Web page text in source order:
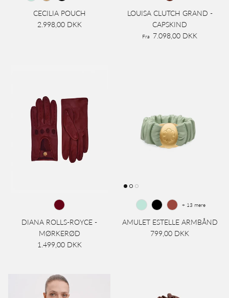
CECILIA POUCH
2.998,00 DKK
LOUISA CLUTCH GRAND -
CAPSKIND
Fra 7.098,00 DKK
DIANA ROLLS-ROYCE -
MØRKERØD
1.499,00 DKK
AMULET ESTELLE ARMBÅND
799,00 DKK
+ 13 mere